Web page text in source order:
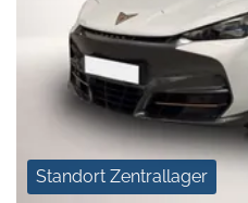
Standort Zentrallager